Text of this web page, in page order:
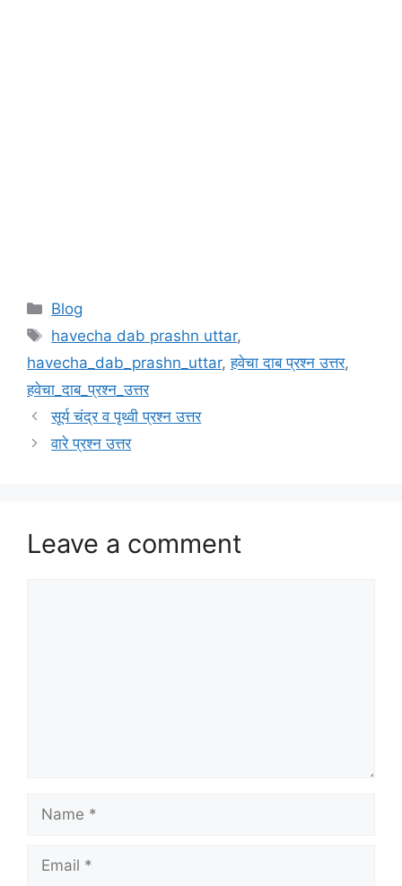
Categories
Blog
Tags
havecha dab prashn uttar,
havecha_dab_prashn_uttar,हवेचा दाब प्रश्न उत्तर,
हवेचा_दाब_प्रश्न_उत्तर
सूर्य चंद्र व पृथ्वी प्रश्न उत्तर
वारे प्रश्न उत्तर
Leave a comment